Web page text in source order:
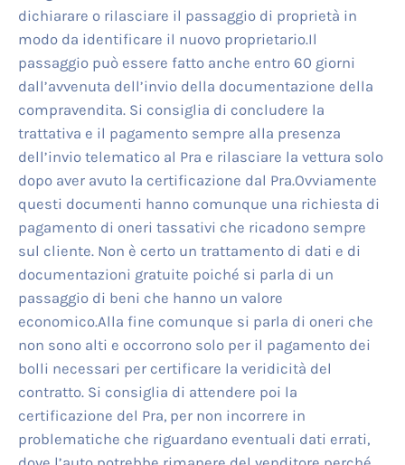
dichiarare o rilasciare il passaggio di proprietà in
modo da identificare il nuovo proprietario.Il
passaggio può essere fatto anche entro 60 giorni
dall’avvenuta dell’invio della documentazione della
compravendita. Si consiglia di concludere la
trattativa e il pagamento sempre alla presenza
dell’invio telematico al Pra e rilasciare la vettura solo
dopo aver avuto la certificazione dal Pra.Ovviamente
questi documenti hanno comunque una richiesta di
pagamento di oneri tassativi che ricadono sempre
sul cliente. Non è certo un trattamento di dati e di
documentazioni gratuite poiché si parla di un
passaggio di beni che hanno un valore
economico.Alla fine comunque si parla di oneri che
non sono alti e occorrono solo per il pagamento dei
bolli necessari per certificare la veridicità del
contratto. Si consiglia di attendere poi la
certificazione del Pra, per non incorrere in
problematiche che riguardano eventuali dati errati,